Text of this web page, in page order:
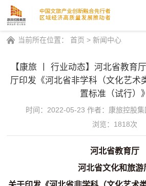
当前所在位置：
首页 >新闻中心
【康旅 丨 行业动态】河北省教育
厅印发《河北省非学科（文化艺术
置标准（试行）》
时间：2022-05-23 作者：康旅控股集
浏览：1818次
河北省教育厅
河北省文化和旅游